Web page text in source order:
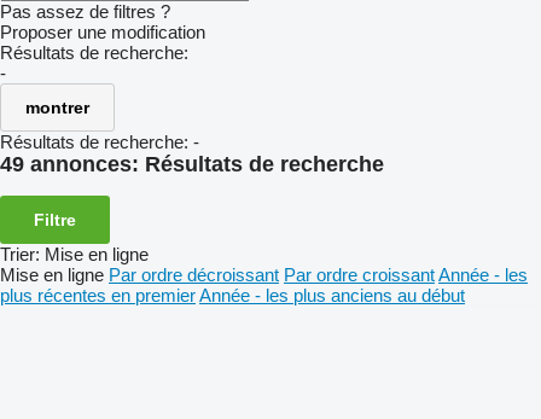
Pas assez de filtres ?
Proposer une modification
Résultats de recherche:
-
montrer
Résultats de recherche: -
49 annonces: Résultats de recherche
Filtre
Trier: Mise en ligne
Mise en ligne Par ordre décroissant Par ordre croissantAnnée - les
plus récentes en premierAnnée - les plus anciens au début